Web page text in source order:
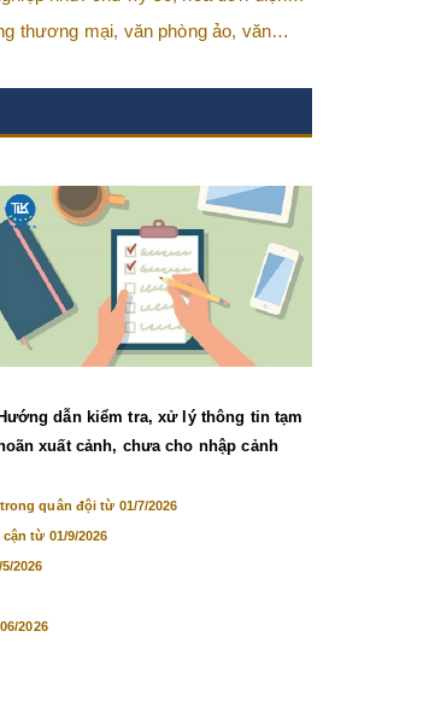
thương mại, văn phòng ảo, văn
Hướng dẫn kiểm tra, xử lý thông tin tạm
hoãn xuất cảnh, chưa cho nhập cảnh
quân đội từ 01/7/2026
từ 01/9/2026
2026
2026